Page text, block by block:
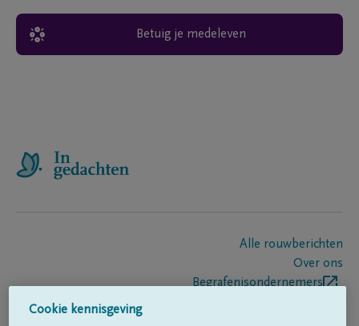
Betuig je medeleven
Alle rouwberichten
Over ons
Begrafenisondernemers
Cookie kennisgeving